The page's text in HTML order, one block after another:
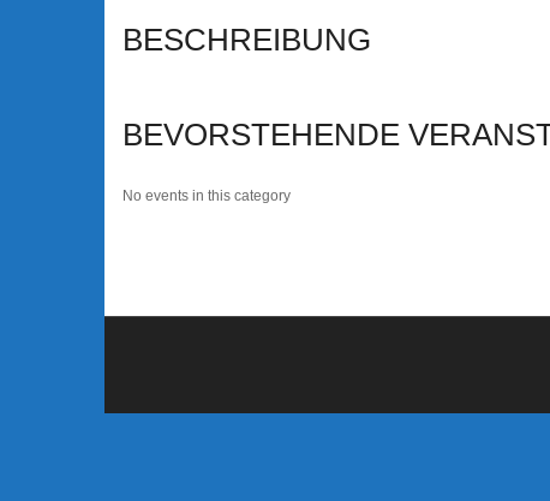
BESCHREIBUNG
BEVORSTEHENDE
No events in this category